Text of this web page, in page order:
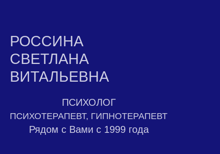
РОССИНА
СВЕТЛАНА
ВИТАЛЬЕВНА
ПСИХОЛОГ
ПСИХОТЕРАПЕВТ, ГИПНОТЕРАПЕВТ
Рядом с Вами с 1999 года